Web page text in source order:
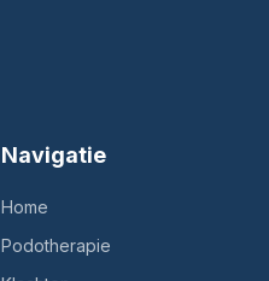
Navigatie
Home
Podotherapie